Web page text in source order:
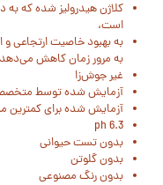
کلاژن هیدرولیز شده که
است،
به بهبود خاصیت ارتجاعی
به مرور زمان کاهش
غیر جوش‌زا
آزمایش شده توسط
آزمایش شده برای کمترین
ph 6.3
بدون تست حیوانی
بدون گلوتن
بدون رنگ مصنوعی